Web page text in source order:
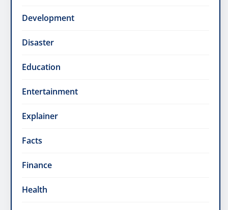
Development
Disaster
Education
Entertainment
Explainer
Facts
Finance
Health